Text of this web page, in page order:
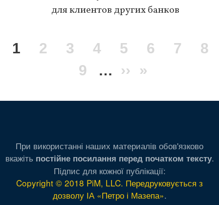
для клиентов других банков
страниц
Текущая
страница
1 Page
2 Page
3 Page
4 Page
5 Page
6 Page
7
8
Page
9 …
Следующая
›› »
При використанні наших материалів обов'язково
вкажіть постійне посилання перед початком тексту.
Підпис для кожної публікації:
Copyright © 2018 PiM, LLC. Передруковується з
дозволу ІА «Петро і Мазепа».